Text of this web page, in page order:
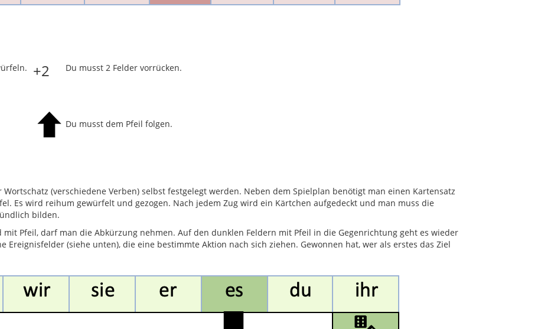
+2 Du musst 2 Felder vorrücken.
Du musst dem Pfeil folgen.
(verschiedene Verben) selbst festgelegt werden. Neben dem Spielplan benötigt man einen Kartensatz
Es wird reihum gewürfelt und gezogen. Nach jedem Zug wird ein Kärtchen aufgedeckt und man muss die
bilden.
mit Pfeil, darf man die Abkürzung nehmen. Auf den dunklen Feldern mit Pfeil in die Gegenrichtung geht es wieder
Ereignisfelder (siehe unten), die eine bestimmte Aktion nach sich ziehen. Gewonnen hat, wer als erstes das Ziel